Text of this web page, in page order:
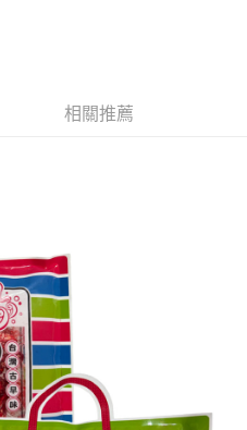
運費
)免運費
相關推薦